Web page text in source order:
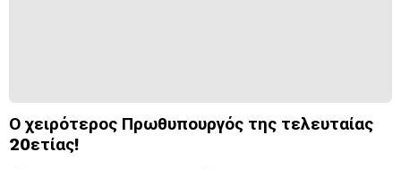
Ο χειρότερος Πρωθυπουργός της τελευταίας
20ετίας!